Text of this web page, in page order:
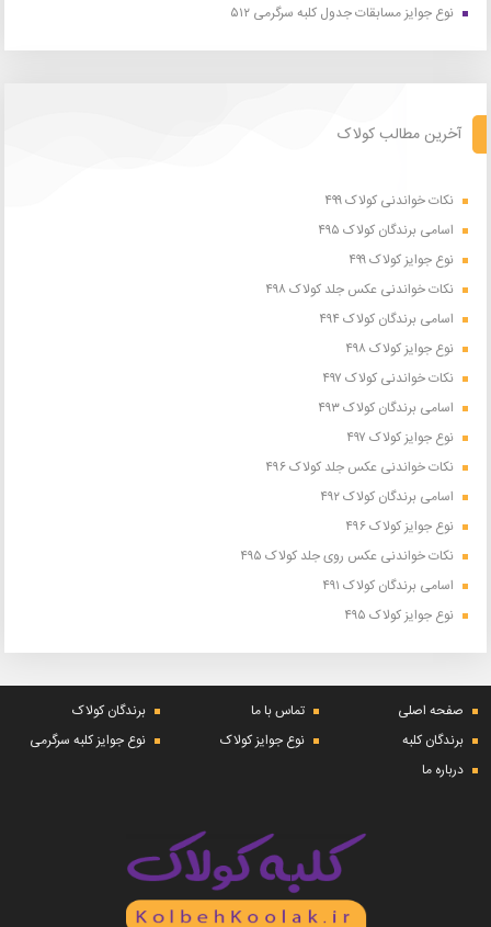
نوع جوایز مسابقات جدول کلبه سرگرمی ۵۱۲
آخرین مطالب کولاک
نکات خواندنی کولاک ۴۹۹
اسامی برندگان کولاک ۴۹۵
نوع جوایز کولاک ۴۹۹
نکات خواندنی عکس جلد کولاک ۴۹۸
اسامی برندگان کولاک ۴۹۴
نوع جوایز کولاک ۴۹۸
نکات خواندنی کولاک ۴۹۷
اسامی برندگان کولاک ۴۹۳
نوع جوایز کولاک ۴۹۷
نکات خواندنی عکس جلد کولاک ۴۹۶
اسامی برندگان کولاک ۴۹۲
نوع جوایز کولاک ۴۹۶
نکات خواندنی عکس روی جلد کولاک ۴۹۵
اسامی برندگان کولاک ۴۹۱
نوع جوایز کولاک ۴۹۵
صفحه اصلی تماس با ما
برندگان کولاک
برندگان کلبه
نوع جوایز کولاک
نوع جوایز کلبه سرگرمی
درباره ما